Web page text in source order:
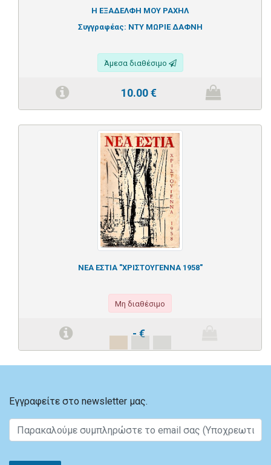
Η ΕΞΑΔΕΛΦΗ ΜΟΥ ΡΑΧΗΛ
Συγγραφέας: ΝΤΥ ΜΩΡΙΕ ΔΑΦΝΗ
Άμεσα διαθέσιμο
10.00€
ΝΕΑ ΕΣΤΙΑ "ΧΡΙΣΤΟΥΓΕΝΝΑ 1958"
Μη διαθέσιμο
- €
Εγγραφείτε στο newsletter μας.